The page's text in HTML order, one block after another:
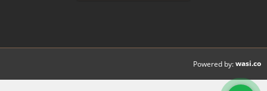
Powered by:wasi.co